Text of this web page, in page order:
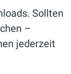
Sollten
–
jederzeit